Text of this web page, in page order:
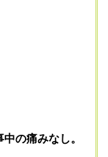
の痛みなし。